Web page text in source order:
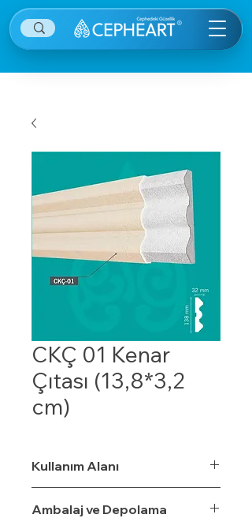
CKÇ 01 Kenar
Çıtası (13,8*3,2
cm)
Kullanım Alanı
Ambalaj ve Depolama